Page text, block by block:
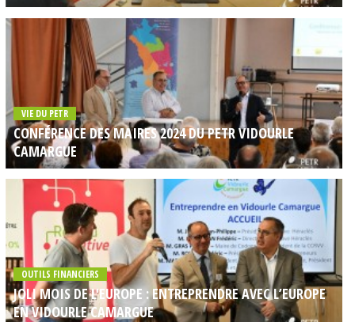
VIE DU PETR
CONFÉRENCE DES MAIRES 2024 DU PETR VIDOURLE
CAMARGUE
OUTILS FINANCIERS
JOLI MOIS DE L'EUROPE : ENTREPRENDRE AVEC L’EUROPE
EN VIDOURLE CAMARGUE